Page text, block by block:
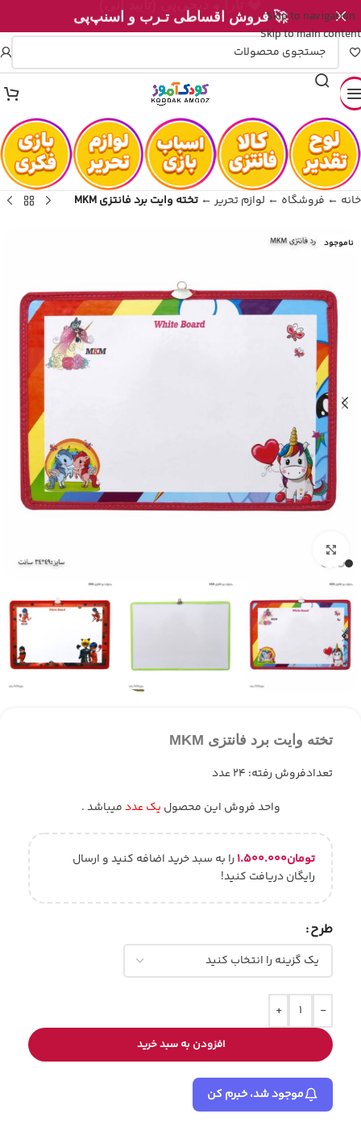
Skip to navigation
Skip to main content
🚀 فروش اقساطی تـرب و اسنپ‌پی
خانه ← فروشگاه ← لوازم تحریر ← تخته وایت برد فانتزی MKM
ناموجود
تخته وایت برد فانتزی MKM
تعدادفروش رفته: 24 عدد
واحد فروش این محصول یک عددمیباشد .
تومان۱.۵۰۰.۰۰۰ را به سبد خرید اضافه کنید و ارسال
رایگان دریافت کنید!
طرح
-
+
افزودن به سبد خرید
موجود شد، خبرم کن